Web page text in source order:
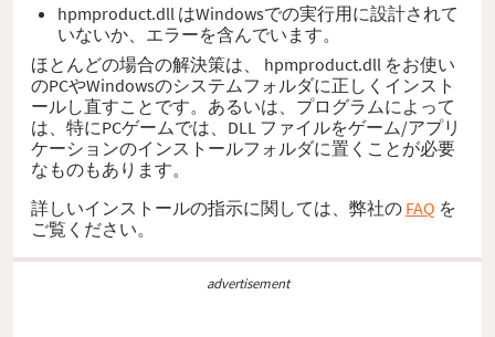
hpmproduct.dll はWindowsでの実行用に設計されて
いないか、エラーを含んでいます。
ほとんどの場合の解決策は、 hpmproduct.dll をお使い
のPCやWindowsのシステムフォルダに正しくインスト
ールし直すことです。あるいは、プログラムによって
は、特にPCゲームでは、DLL ファイルをゲーム/アプリ
ケーションのインストールフォルダに置くことが必要
なものもあります。
詳しいインストールの指示に関しては、弊社の FAQ を
ご覧ください。
advertisement